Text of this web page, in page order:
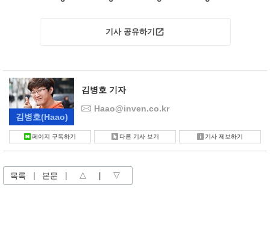
기사 공유하기
김병호(Haao)
김병호 기자
Haao@inven.co.kr
페이지 구독하기 다른 기사 보기 기사 제보하기
목록 본문 △ ▽